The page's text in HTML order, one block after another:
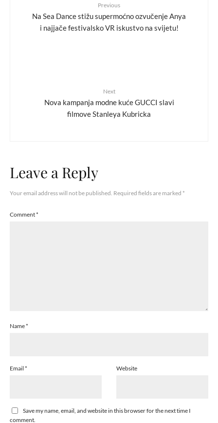
Previous
Na Sea Dance stižu supermoćno ozvučenje Anya
i najjače festivalsko VR iskustvo na svijetu!
Next
Nova kampanja modne kuće GUCCI slavi
filmove Stanleya Kubricka
Leave a Reply
Your email address will not be published. Required fields are marked *
Comment*
Name*
Email * Website
Save my name, email, and website in this browser for the next time I
comment.